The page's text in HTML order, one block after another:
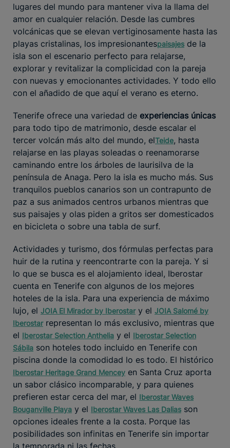
lugares del mundo para mantener viva la llama del
amor en cualquier relación. Desde las cumbres
volcánicas que se elevan vertiginosamente hasta las
playas cristalinas, los impresionantespaisajes de la
isla son el escenario perfecto para relajarse,
explorar y revitalizar la complicidad con la pareja
con nuevas y emocionantes actividades. Y todo ello
con el añadido de que aquí el verano es eterno.
Tenerife ofrece una variedad de experiencias únicas
para todo tipo de matrimonio, desde escalar el
tercer volcán más alto del mundo, elTeide, hasta
relajarse en las playas soleadas o reenamorarse
caminando entre los árboles de laurisilva de la
península de Anaga. Pero la isla es mucho más. Sus
tranquilos pueblos canarios son un contrapunto de
paz a sus animados centros urbanos mientras que
sus paisajes y olas piden a gritos ser domesticados
en bicicleta o sobre una tabla de surf.
Actividades y turismo, dos fórmulas perfectas para
huir de la rutina y reencontrarte con la pareja. Y si
lo que se busca es el alojamiento ideal, Iberostar
cuenta en Tenerife con algunos de los mejores
hoteles de la isla. Para una experiencia de máximo
lujo, el JOIA El Mirador by Iberostary el JOIA Salomé by
Iberostarrepresentan lo más exclusivo, mientras que
el Iberostar Selection Anthelia y el Iberostar Selection
Sábila son hoteles todo incluido en Tenerife con
piscina donde la comodidad lo es todo. El histórico
Iberostar Heritage Grand Mencey en Santa Cruz aporta
un sabor clásico incomparable, y para quienes
prefieren estar cerca del mar, el Iberostar Waves
Bouganville Playa y el Iberostar Waves Las Dalias son
opciones ideales frente a la costa. Porque las
posibilidades son infinitas en Tenerife sin importar
la temporada ni las fechas.